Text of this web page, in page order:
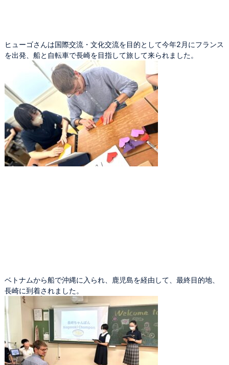
ヒューゴさんは国際交流・文化交流を目的として今年2月にフランス
を出発、船と自転車で長崎を目指して旅して来られました。
ベトナムから船で沖縄に入られ、鹿児島を経由して、最終目的地、
長崎に到着されました。